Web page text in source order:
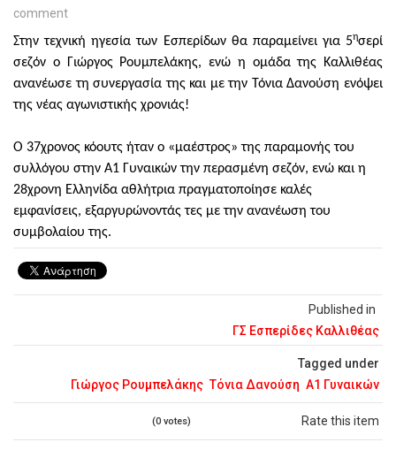
comment
Published in
ΓΣ Εσπερίδες Καλλιθέας
Tagged under
Γιώργος Ρουμπελάκης Τόνια Δανούση Α1 Γυναικών
Rate this item
(0 votes)
Στην τεχνική ηγεσία των Εσπερίδων θα παραμείνει για 5ησερί
σεζόν ο Γιώργος Ρουμπελάκης, ενώ η ομάδα της Καλλιθέας
ανανέωσε τη συνεργασία της και με την Τόνια Δανούση ενόψει
της νέας αγωνιστικής χρονιάς!
Ο 37χρονος κόουτς ήταν ο «μαέστρος» της παραμονής του
συλλόγου στην Α1 Γυναικών την περασμένη σεζόν, ενώ και η
28χρονη Ελληνίδα αθλήτρια πραγματοποίησε καλές
εμφανίσεις, εξαργυρώνοντάς τες με την ανανέωση του
συμβολαίου της.